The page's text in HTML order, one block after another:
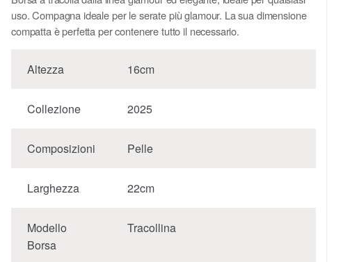
uso. Compagna ideale per le serate più glamour. La sua dimensione
compatta è perfetta per contenere tutto il necessario.
Altezza 16cm
Collezione 2025
Composizioni Pelle
Larghezza 22cm
Modello
Borsa
Tracollina